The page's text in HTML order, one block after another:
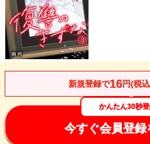
新規登録で16円(税
かんたん30秒登
今すぐ会員登録